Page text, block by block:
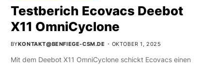
Testberich Ecovacs Deebot
X11 OmniCyclone
BYKONTAKT@BENFIEGE-CSM.DE OKTOBER 1, 2025
Mit dem Deebot X11 OmniCyclone schickt Ecovacs einen